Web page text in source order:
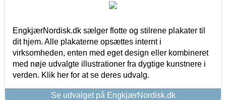
EngkjærNordisk.dk sælger flotte og stilrene plakater til
dit hjem. Alle plakaterne opsættes internt i
virksomheden, enten med eget design eller kombineret
med nøje udvalgte illustrationer fra dygtige kunstnere i
verden. Klik her for at se deres udvalg.
Se udvalget på EngkjærNordisk.dk